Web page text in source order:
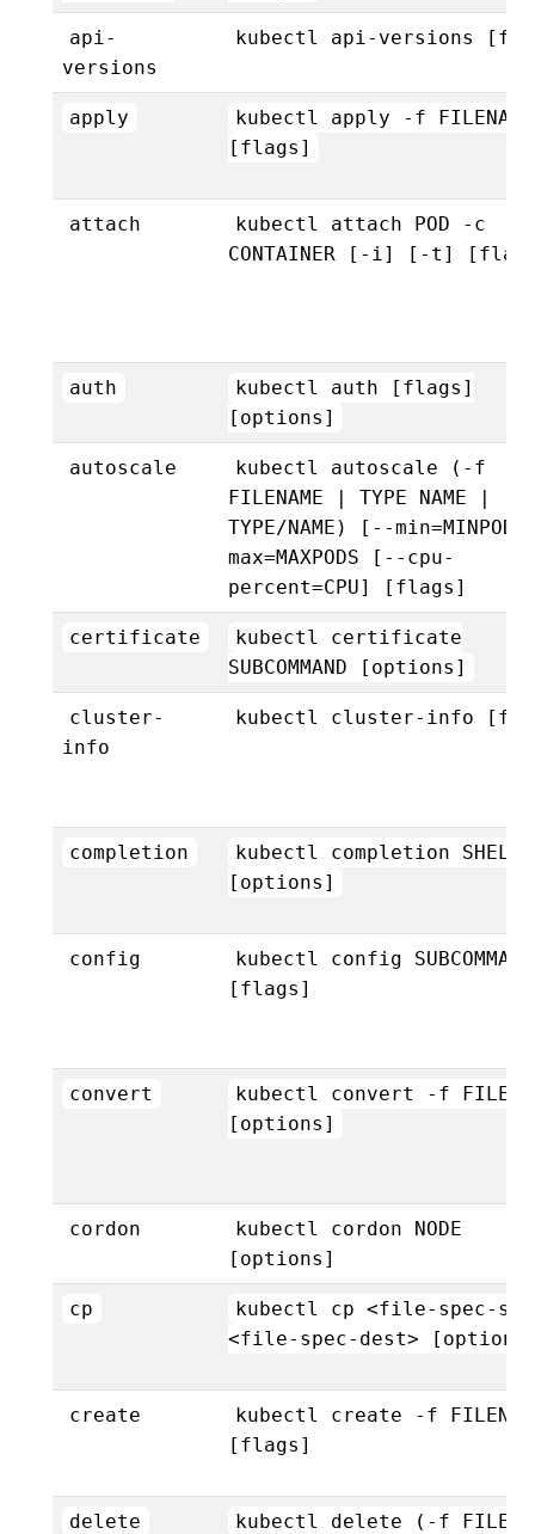
api-
versions
kubectl api-versions
apply
kubectl apply -f FILENAME
[flags]
attach
kubectl attach POD -c
CONTAINER [-i] [-t]
auth
kubectl auth [flags]
[options]
autoscale
kubectl autoscale (-f
FILENAME | TYPE NAME |
TYPE/NAME) [--
max=MAXPODS [--cpu-
percent=CPU] [flags]
certificate
kubectl certificate
SUBCOMMAND [options]
cluster-
info
kubectl cluster-info
completion
kubectl completion SHELL
[options]
config
kubectl config SUBCOMMAND
[flags]
convert
kubectl convert -f
[options]
cordon
kubectl cordon NODE
[options]
cp
kubectl cp <file-spec-
<file-spec-dest>
create
kubectl create -f
[flags]
delete
kubectl delete (-f